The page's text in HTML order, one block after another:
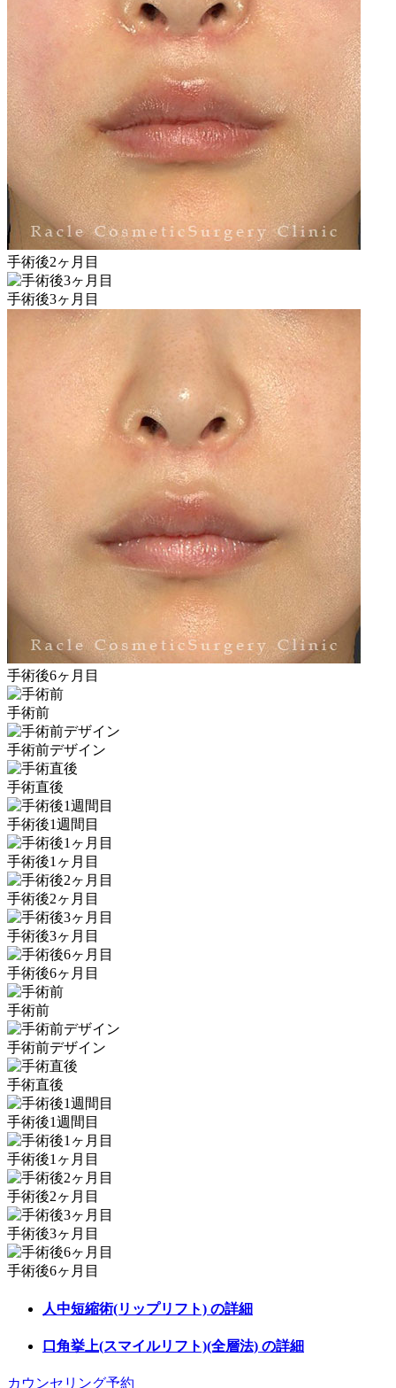
手術後2ヶ月目
手術後3ヶ月目
手術後6ヶ月目
手術前
手術前デザイン
手術直後
手術後1週間目
手術後1ヶ月目
手術後2ヶ月目
手術後3ヶ月目
手術後6ヶ月目
手術前
手術前デザイン
手術直後
手術後1週間目
手術後1ヶ月目
手術後2ヶ月目
手術後3ヶ月目
手術後6ヶ月目
人中短縮術(リップリフト) の詳細
口角挙上(スマイルリフト)(全層法) の詳細
カウンセリング予約